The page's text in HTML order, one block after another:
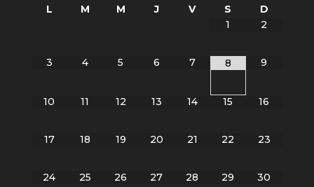
L M M J V S
D
1
2
3 4 5 6 7 8 9
10 11 12 13 14 15 16
17 18 19 20 21 22 23
24 25 26 27 28 29 30